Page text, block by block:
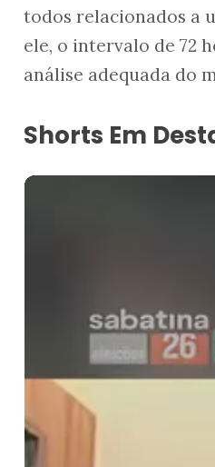
todos relacionados a
ele, o intervalo de 72
análise adequada do
Shorts Em